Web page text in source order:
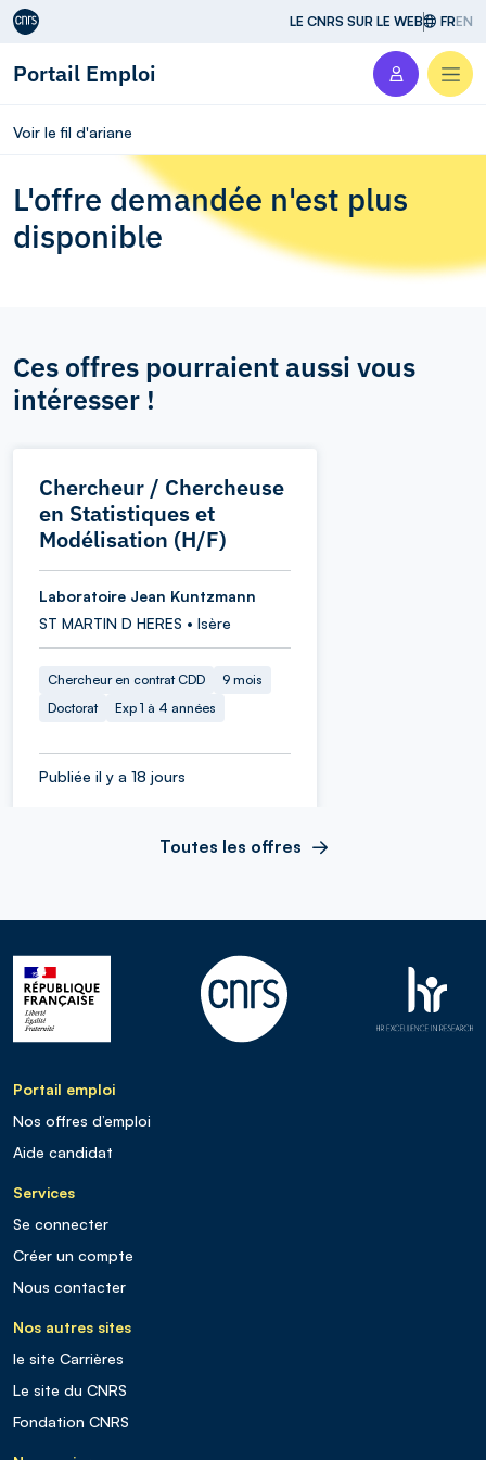
Aller au contenu LE CNRS SUR LE WEB FREN
Portail Emploi
Voir le fil d'ariane
L'offre demandée n'est plus
disponible
Ces offres pourraient aussi vous
intéresser !
Chercheur / Chercheuse
en Statistiques et
Modélisation (H/F)
Laboratoire Jean Kuntzmann
ST MARTIN D HERES • Isère
Chercheur en contrat CDD
9 mois
Doctorat
Exp 1 à 4 années
Publiée il y a 18 jours
Toutes les offres
Portail emploi
Nos offres d’emploi
Aide candidat
Services
Se connecter
Créer un compte
Nous contacter
Nos autres sites
le site Carrières
Le site du CNRS
Fondation CNRS